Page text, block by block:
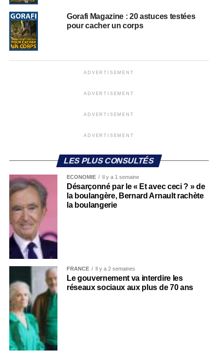
Gorafi Magazine : 20 astuces testées
pour cacher un corps
ADVERTISEMENT
ADVERTISEMENT
ADVERTISEMENT
ADVERTISEMENT
LES PLUS CONSULTÉS
ECONOMIE Il y a 1 semaine
Désarçonné par le « Et avec ceci ? » de
la boulangère, Bernard Arnault rachète
la boulangerie
FRANCE Il y a 2 semaines
Le gouvernement va interdire les
réseaux sociaux aux plus de 70 ans